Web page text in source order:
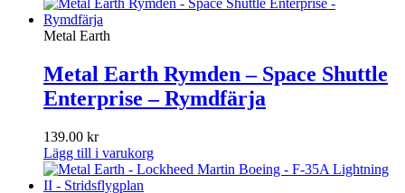
Metal Earth
Metal Earth Rymden – Space Shuttle
Enterprise – Rymdfärja
139.00 kr
Lägg till i varukorg